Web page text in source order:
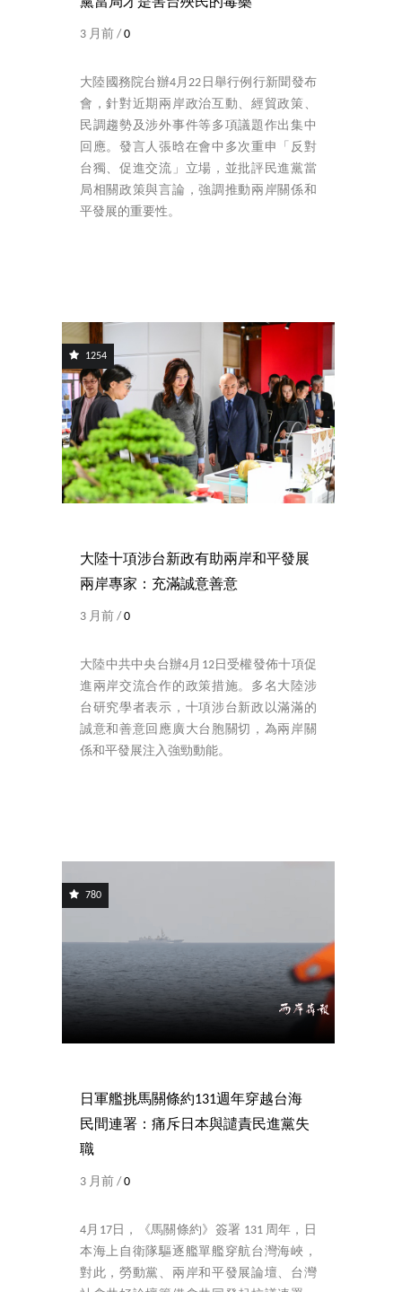
3 月前 / 0
大陸國務院台辦4月22日舉行例行新聞發布
會，針對近期兩岸政治互動、經貿政策、
民調趨勢及涉外事件等多項議題作出集中
回應。發言人張晗在會中多次重申「反對
台獨、促進交流」立場，並批評民進黨當
局相關政策與言論，強調推動兩岸關係和
平發展的重要性。
1254
大陸十項涉台新政有助兩岸和平發展
兩岸專家：充滿誠意善意
3 月前 / 0
大陸中共中央台辦4月12日受權發佈十項促
進兩岸交流合作的政策措施。多名大陸涉
台研究學者表示，十項涉台新政以滿滿的
誠意和善意回應廣大台胞關切，為兩岸關
係和平發展注入強勁動能。
780
日軍艦挑馬關條約131週年穿越台海
民間連署：痛斥日本與譴責民進黨失
職
3 月前 / 0
4月17日，《馬關條約》簽署 131 周年，日
本海上自衛隊驅逐艦單艦穿航台灣海峽，
對此，勞動黨、兩岸和平發展論壇、台灣